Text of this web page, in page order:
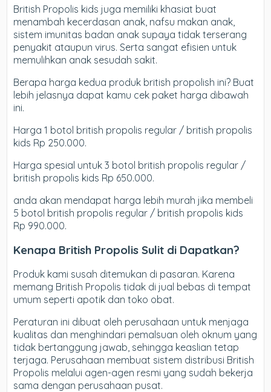
British Propolis kids juga memiliki khasiat buat
menambah kecerdasan anak, nafsu makan anak,
sistem imunitas badan anak supaya tidak terserang
penyakit ataupun virus. Serta sangat efisien untuk
memulihkan anak sesudah sakit.
Berapa harga kedua produk british propolish ini? Buat
lebih jelasnya dapat kamu cek paket harga dibawah
ini.
Harga 1 botol british propolis regular / british propolis
kids Rp 250.000.
Harga spesial untuk 3 botol british propolis regular /
british propolis kids Rp 650.000.
anda akan mendapat harga lebih murah jika membeli
5 botol british propolis regular / british propolis kids
Rp 990.000.
Kenapa British Propolis Sulit di Dapatkan?
Produk kami susah ditemukan di pasaran. Karena
memang British Propolis tidak di jual bebas di tempat
umum seperti apotik dan toko obat.
Peraturan ini dibuat oleh perusahaan untuk menjaga
kualitas dan menghindari pemalsuan oleh oknum yang
tidak bertanggung jawab, sehingga keaslian tetap
terjaga. Perusahaan membuat sistem distribusi British
Propolis melalui agen-agen resmi yang sudah bekerja
sama dengan perusahaan pusat.